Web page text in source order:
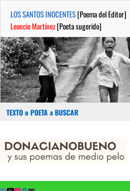
LOS SANTOS INOCENTES[Poema del Editor]
Leoncio Martínez[Poeta sugerido]
Buscar:
contenido